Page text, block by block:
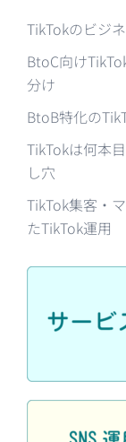
TikTokのビジ
BtoC向け
分け
BtoB特化の
TikTokは何本
し穴
TikTok集客・
たTikTok運用